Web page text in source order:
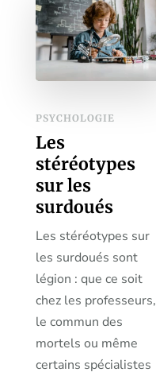
PSYCHOLOGIE
Les
stéréotypes
sur les
surdoués
Les stéréotypes sur
les surdoués sont
légion : que ce soit
chez les professeurs,
le commun des
mortels ou même
certains spécialistes